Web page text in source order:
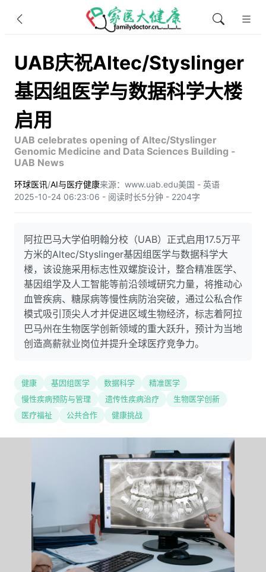
UAB庆祝Altec/Styslinger
基因组医学与数据科学大楼
启用
UAB celebrates opening of Altec/Styslinger
Genomic Medicine and Data Sciences Building -
UAB News
环球医讯/AI与医疗健康来源：www.uab.edu美国 - 英语
2025-10-24 06:23:06 - 阅读时长5分钟 - 2204字
阿拉巴马大学伯明翰分校（UAB）正式启用17.5万平
方米的Altec/Styslinger基因组医学与数据科学大
楼，该设施采用标志性双螺旋设计，整合精准医学、
基因组学及人工智能等前沿领域研究力量，将推动心
血管疾病、糖尿病等慢性病防治突破，通过公私合作
模式吸引顶尖人才并促进区域生物经济，标志着阿拉
巴马州在生物医学创新领域的重大跃升，预计为当地
创造高薪就业岗位并提升全球医疗竞争力。
健康 基因组医学 数据科学
精准医学
慢性疾病预防与管理
遗传性疾病治疗
生物医学创新
医疗福祉
公共合作 健康挑战